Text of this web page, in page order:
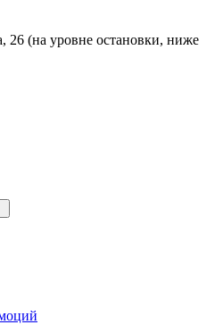
26 (на уровне остановки, ниже